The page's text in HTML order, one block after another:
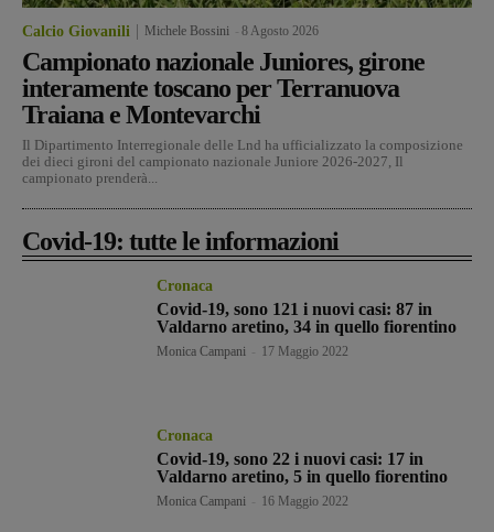
Calcio Giovanili Michele Bossini 8 Agosto 2026
Campionato nazionale Juniores, girone
interamente toscano per Terranuova
Traiana e Montevarchi
Il Dipartimento Interregionale delle Lnd ha ufficializzato la composizione
dei dieci gironi del campionato nazionale Juniore 2026-2027, Il
campionato prenderà...
Covid-19: tutte le informazioni
Cronaca
Covid-19, sono 121 i nuovi casi: 87 in
Valdarno aretino, 34 in quello fiorentino
Monica Campani 17 Maggio 2022
Cronaca
Covid-19, sono 22 i nuovi casi: 17 in
Valdarno aretino, 5 in quello fiorentino
Monica Campani 16 Maggio 2022